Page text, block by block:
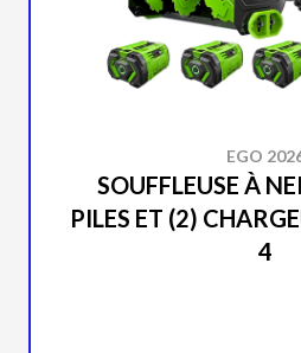
EGO
SOUFFLEUSE À
PILES ET (2)
4